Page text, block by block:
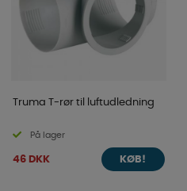
Truma T-rør til luftudledning
På lager
46 DKK KØB!